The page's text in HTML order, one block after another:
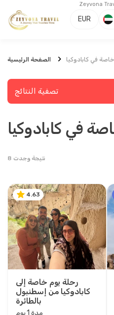
Zeyvona
EUR
الصفحة الرئيسية في كابادوكيا
تصفية النتائج
ابحث عن مكان أو نشاط
نطاق السعر
0EUR
مدة الجولة
في كابادوكيا
8 نتيجة وجدت
4.63
رحلة يوم خاصة إلى
كابادوكيا من إسطنبول
بالطائرة
مدة 1 يوم